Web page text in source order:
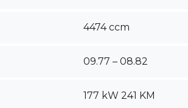
4474 ccm
09.77 – 08.82
177 kW 241 KM